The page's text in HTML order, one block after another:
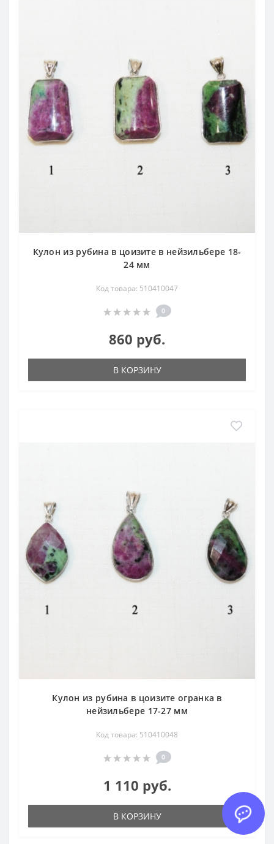
Кулон из рубина в цоизите в нейзильбере 18-
24 мм
Код товара: 510410047
0
860 руб.
В КОРЗИНУ
Кулон из рубина в цоизите огранка в
нейзильбере 17-27 мм
Код товара: 510410048
0
1 110 руб.
В КОРЗИНУ